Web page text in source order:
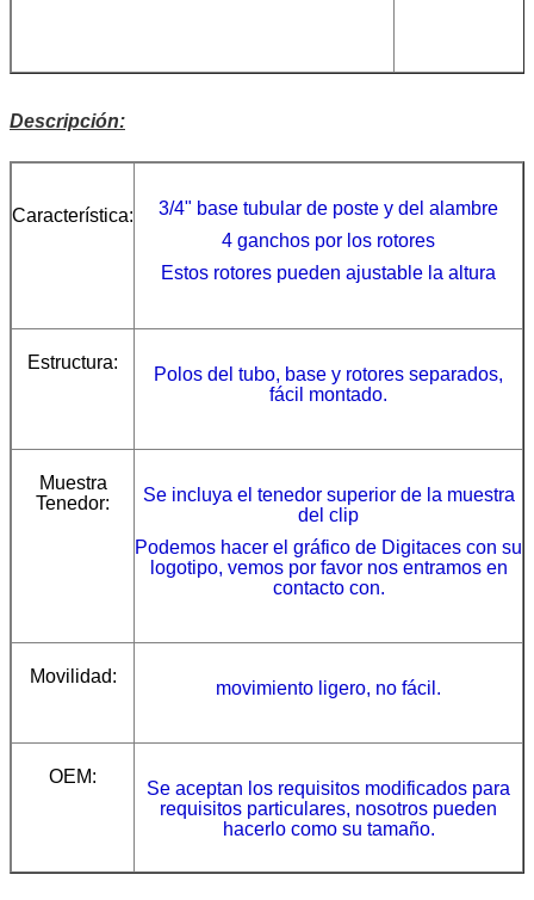
Descripción:
Característica:
3/4" base tubular de poste y del alambre
4 ganchos por los rotores
Estos rotores pueden ajustable la altura
Estructura:
Polos del tubo, base y rotores separados,
fácil montado.
Muestra
Tenedor:
Se incluya el tenedor superior de la muestra
del clip
Podemos hacer el gráfico de Digitaces con su
logotipo, vemos por favor nos entramos en
contacto con.
Movilidad:
movimiento ligero, no fácil.
OEM:
Se aceptan los requisitos modificados para
requisitos particulares, nosotros pueden
hacerlo como su tamaño.